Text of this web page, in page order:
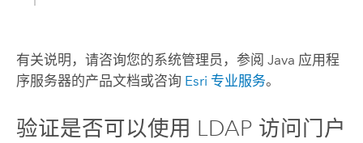
有关说明，请咨询您的系统管理员，参阅 Java 应用程
序服务器的产品文档或咨询 Esri 专业服务。
验证是否可以使用 LDAP 访问门户